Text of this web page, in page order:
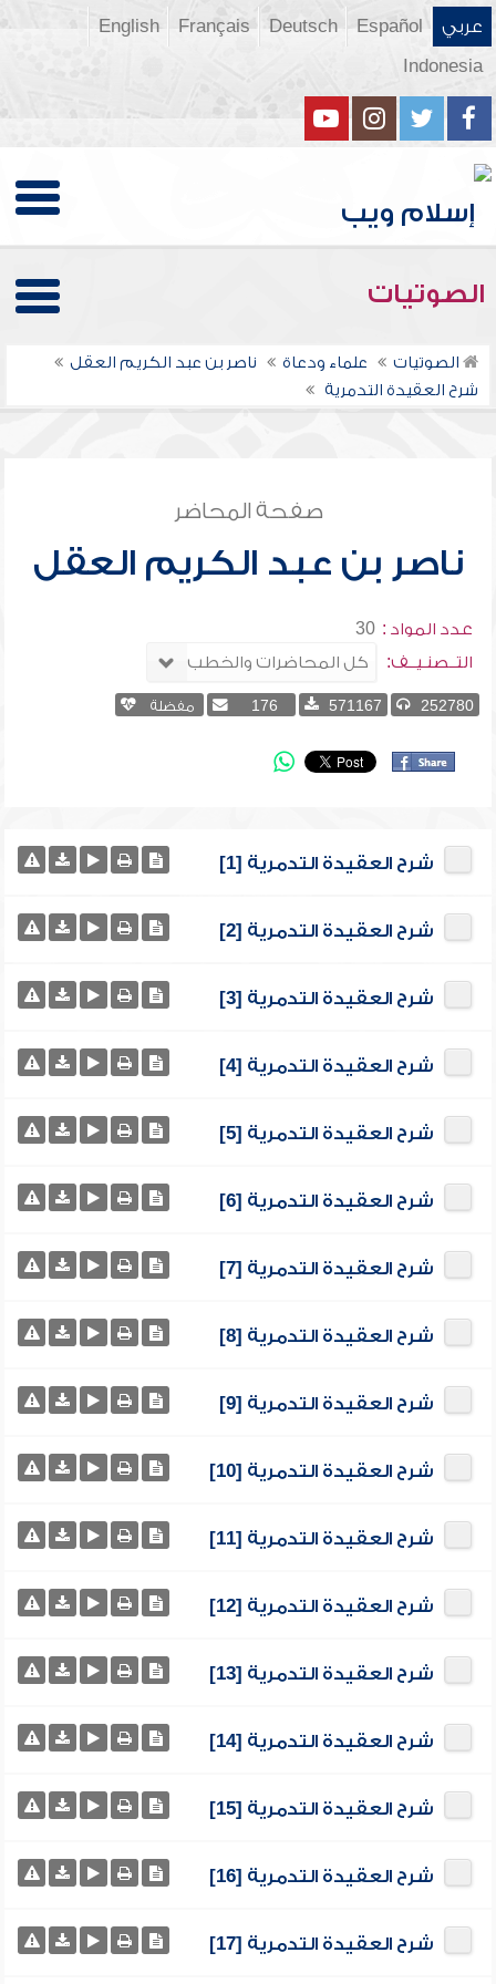
عربي Español
Deutsch
Français
English
Indonesia
الصوتيات
الصوتيات علماء ودعاة
ناصر بن عبد الكريم العقل
شرح العقيدة التدمرية
صفحة المحاضر
ناصر بن عبد الكريم العقل
عدد المواد : 30
التــصنـيــف:
252780
571167
176 مفضلة
شرح العقيدة التدمرية [1]
شرح العقيدة التدمرية [2]
شرح العقيدة التدمرية [3]
شرح العقيدة التدمرية [4]
شرح العقيدة التدمرية [5]
شرح العقيدة التدمرية [6]
شرح العقيدة التدمرية [7]
شرح العقيدة التدمرية [8]
شرح العقيدة التدمرية [9]
شرح العقيدة التدمرية [10]
شرح العقيدة التدمرية [11]
شرح العقيدة التدمرية [12]
شرح العقيدة التدمرية [13]
شرح العقيدة التدمرية [14]
شرح العقيدة التدمرية [15]
شرح العقيدة التدمرية [16]
شرح العقيدة التدمرية [17]